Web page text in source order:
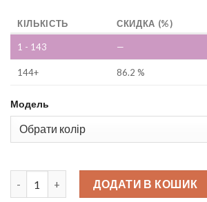
КІЛЬКІСТЬ СКИДКА (%)
1 - 143 —
144+ 86.2 %
Модель
Гачки пришивні брючні металеві quantity
ДОДАТИ В КОШИК